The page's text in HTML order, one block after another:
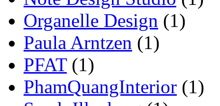
Organelle Design (1)
Paula Arntzen (1)
PFAT(1)
PhamQuangInterior (1)